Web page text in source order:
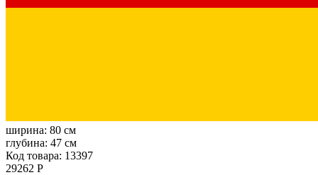
ширина: 80 см
глубина: 47 см
Код товара: 13397
29262 Р